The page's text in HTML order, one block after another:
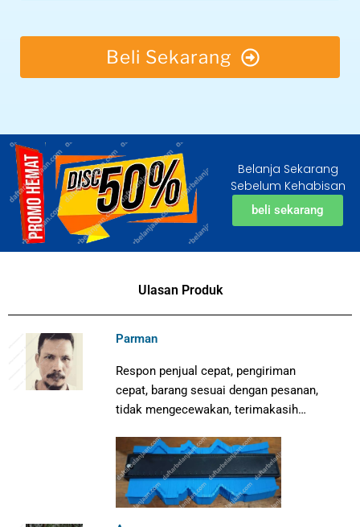
Beli Sekarang
Belanja Sekarang
Sebelum Kehabisan
beli sekarang
Ulasan Produk
Parman
Respon penjual cepat, pengiriman
cepat, barang sesuai dengan pesanan,
tidak mengecewakan, terimakasih…